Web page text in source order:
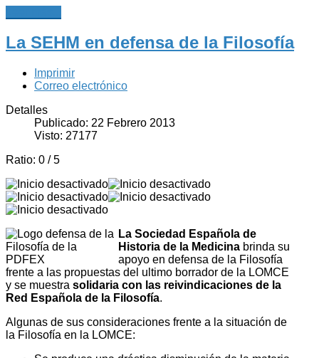
La SEHM en defensa de la Filosofía
Imprimir
Correo electrónico
Detalles
Publicado: 22 Febrero 2013
Visto: 27177
Ratio: 0 /5
La Sociedad Española de
Historia de la Medicina brinda su
apoyo en defensa de la Filosofía
frente a las propuestas del ultimo borrador de la LOMCE
y se muestra solidaria con las reivindicaciones de la
Red Española de la Filosofía.
Algunas de sus consideraciones frente a la situación de
la Filosofía en la LOMCE: